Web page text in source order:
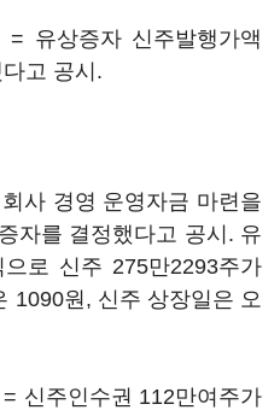
= 유상증자 신주발행가액
고 공시.
사 경영 운영자금 마련을
자를 결정했다고 공시. 유
로 신주 275만2293주가
1090원, 신주 상장일은 오
= 신주인수권 112만여주가